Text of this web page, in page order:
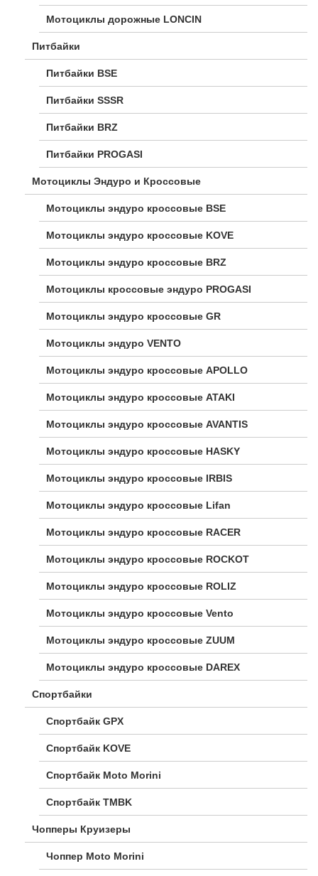
Мотоциклы дорожные LONCIN
Питбайки
Питбайки BSE
Питбайки SSSR
Питбайки BRZ
Питбайки PROGASI
Мотоциклы Эндуро и Кроссовые
Мотоциклы эндуро кроссовые BSE
Мотоциклы эндуро кроссовые KOVE
Мотоциклы эндуро кроссовые BRZ
Мотоциклы кроссовые эндуро PROGASI
Мотоциклы эндуро кроссовые GR
Мотоциклы эндуро VENTO
Мотоциклы эндуро кроссовые APOLLO
Мотоциклы эндуро кроссовые ATAKI
Мотоциклы эндуро кроссовые AVANTIS
Мотоциклы эндуро кроссовые HASKY
Мотоциклы эндуро кроссовые IRBIS
Мотоциклы эндуро кроссовые Lifan
Мотоциклы эндуро кроссовые RACER
Мотоциклы эндуро кроссовые ROCKOT
Мотоциклы эндуро кроссовые ROLIZ
Мотоциклы эндуро кроссовые Vento
Мотоциклы эндуро кроссовые ZUUM
Мотоциклы эндуро кроссовые DAREX
Спортбайки
Спортбайк GPX
Спортбайк KOVE
Спортбайк Moto Morini
Спортбайк TMBK
Чопперы Круизеры
Чоппер Moto Morini